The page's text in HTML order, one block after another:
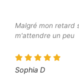
Malgré mon retard
m'attendre un peu
Sophia D